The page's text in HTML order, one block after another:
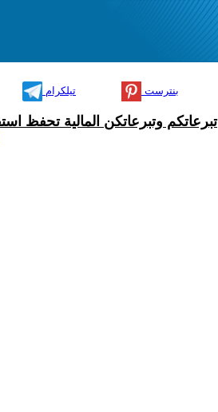
تيلكرام بنترست
تبرعاتكم وتبرعاتكن المالية تحفظ